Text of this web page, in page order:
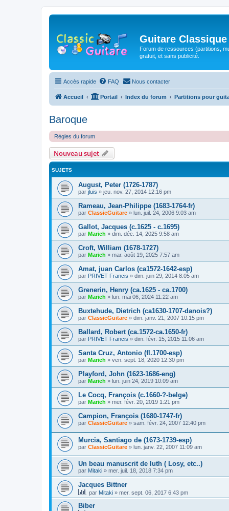
Guitare Classique
Forum de ressources (partitions,
gratuit, et sans publicité.
Accès rapide FAQ Nous contacter
Accueil Portail Index du forum Partitions pour
Baroque
Règles du forum
Nouveau sujet
SUJETS
August, Peter (1726-1787)
par jluis » jeu. nov. 27, 2014 12:16 pm
Rameau, Jean-Philippe (1683-1764-fr)
par ClassicGuitare » lun. juil. 24, 2006 9:03 am
Gallot, Jacques (c.1625 - c.1695)
par Marieh » dim. déc. 14, 2025 9:58 am
Croft, William (1678-1727)
par Marieh » mar. août 19, 2025 7:57 am
Amat, juan Carlos (ca1572-1642-esp)
par PRIVET Francis » dim. juin 29, 2014 8:05 am
Grenerin, Henry (ca.1625 - ca.1700)
par Marieh » lun. mai 06, 2024 11:22 am
Buxtehude, Dietrich (ca1630-1707-danois?)
par ClassicGuitare » dim. janv. 21, 2007 10:15 pm
Ballard, Robert (ca.1572-ca.1650-fr)
par PRIVET Francis » dim. févr. 15, 2015 11:06 am
Santa Cruz, Antonio (fl.1700-esp)
par Marieh » ven. sept. 18, 2020 12:30 pm
Playford, John (1623-1686-eng)
par Marieh » lun. juin 24, 2019 10:09 am
Le Cocq, François (c.1660-?-belge)
par Marieh » mer. févr. 20, 2019 1:21 pm
Campion, François (1680-1747-fr)
par ClassicGuitare » sam. févr. 24, 2007 12:40 pm
Murcia, Santiago de (1673-1739-esp)
par ClassicGuitare » lun. janv. 22, 2007 11:09 am
Un beau manuscrit de luth ( Losy, etc..)
par Mitaki » mer. juil. 18, 2018 7:34 pm
Jacques Bittner
par Mitaki » mer. sept. 06, 2017 6:43 pm
Biber